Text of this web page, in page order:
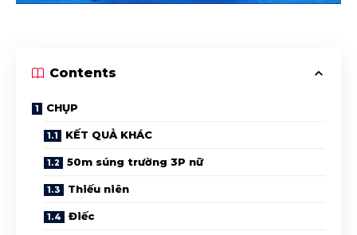
Contents
CHỤP
KẾT QUẢ KHÁC
50m súng trường 3P nữ
Thiếu niên
Điếc